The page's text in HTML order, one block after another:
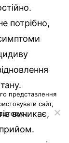
потрібно,
виникає,
представлення
сайт,